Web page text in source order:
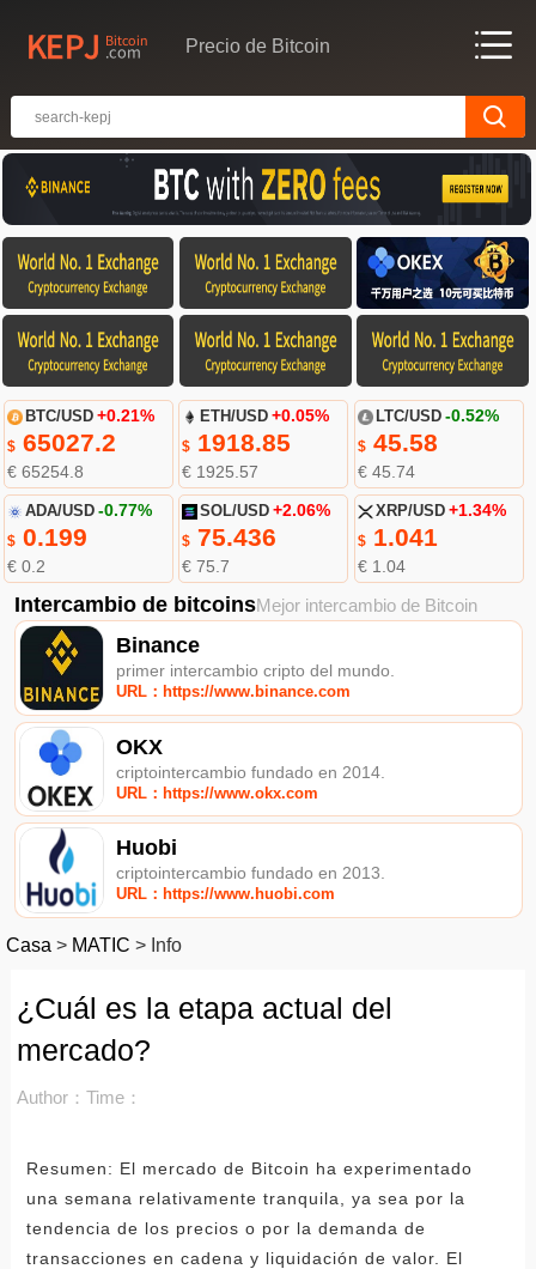
Precio de Bitcoin
BTC/USD +0.21%
$65027.2
€ 65254.8
ETH/USD +0.05%
$ 1918.85
€ 1925.57
LTC/USD -0.52%
$45.58
€ 45.74
ADA/USD -0.77%
$0.199
€ 0.2
SOL/USD +2.06%
$ 75.436
€ 75.7
XRP/USD +1.34%
$1.041
€ 1.04
Intercambio de bitcoinsMejor intercambio de Bitcoin
Binance
primer intercambio cripto del mundo.
URL：https://www.binance.com
OKX
criptointercambio fundado en 2014.
URL：https://www.okx.com
Huobi
criptointercambio fundado en 2013.
URL：https://www.huobi.com
Casa > MATIC > Info
¿Cuál es la etapa actual del
mercado?
Author： Time：
Resumen: El mercado de Bitcoin ha experimentado
una semana relativamente tranquila, ya sea por la
tendencia de los precios o por la demanda de
transacciones en cadena y liquidación de valor. El